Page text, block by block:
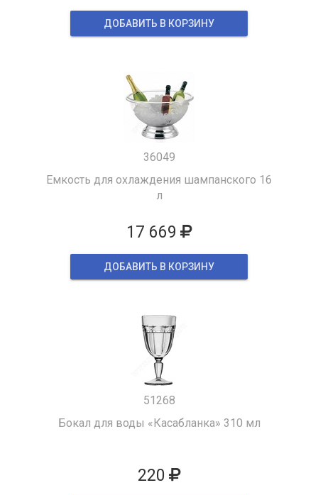
ДОБАВИТЬ В КОРЗИНУ
36049
Емкость для охлаждения шампанского 16
л
17 669
ДОБАВИТЬ В КОРЗИНУ
51268
Бокал для воды «Касабланка» 310 мл
220